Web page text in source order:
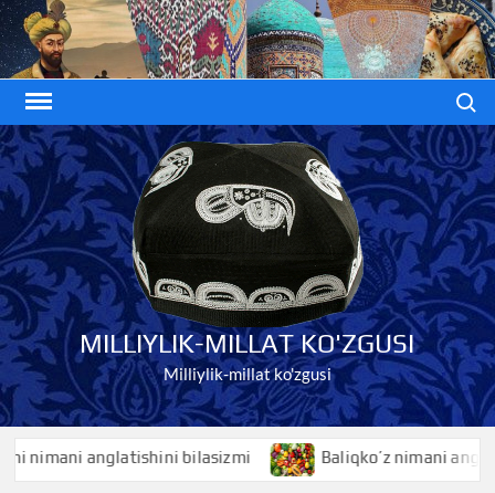
Skip
to
content
MILLIYLIK-MILLAT KO'ZGUSI
Milliylik-millat ko'zgusi
bilasizmi Baliqko’z nimani anglatishini